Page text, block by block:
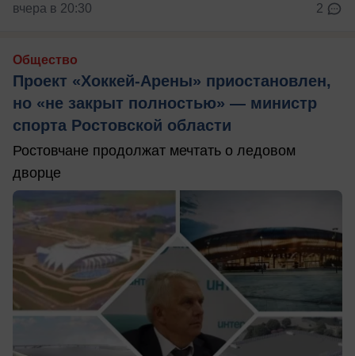
вчера в 20:30 2
Общество
Проект «Хоккей-Арены» приостановлен,
но «не закрыт полностью» — министр
спорта Ростовской области
Ростовчане продолжат мечтать о ледовом
дворце